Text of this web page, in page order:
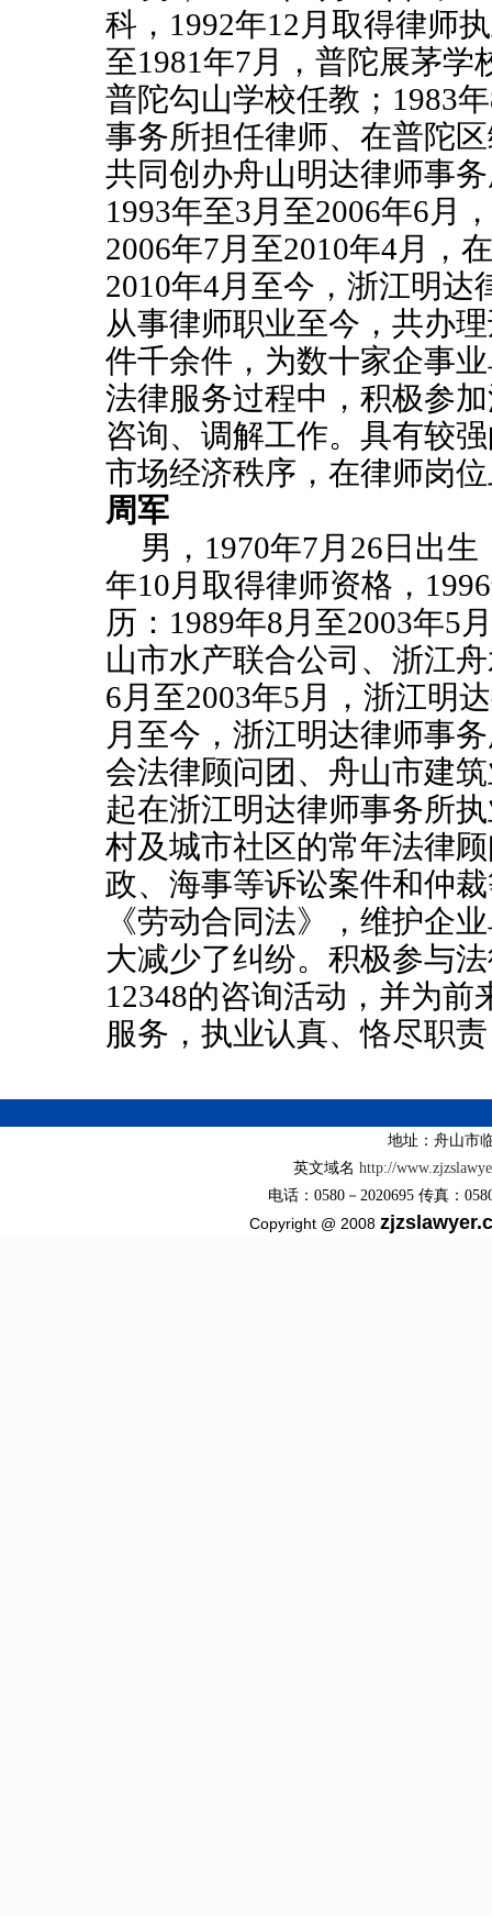
科， 1992年12 月取得律师
至1981年7月，普陀展茅学
普陀勾山学校任教； 1983年
事务所担任律师、在普陀
共同创办舟山明达律师事
1993年至3月至2006年6月
2006年7月至2010年4月，
2010年4月至今，浙江明达
从事律师职业至今，共办
件千余件，为数十家企事
法律服务过程中，积极参
咨询、调解工作。具有较
市场经济秩序，在律师岗
周军
男， 1970年7月 26 日出
年10月取得律师资格， 1996
历： 1989年8月至2003年5
山市水产联合公司、浙江
6月至2003年5月，浙江明
月至今，浙江明达律师事
会法律顾问团、舟山市建
起在浙江明达律师事务所
村及城市社区的常年法律
政、海事等诉讼案件和仲
《劳动合同法》，维护企
大减少了纠纷。积极参与
12348的咨询活动，并为前
服务，执业认真、恪尽职
地址：舟山市
英文域名http://
电话：0580－2020695 传真：
Copyright @ 2008